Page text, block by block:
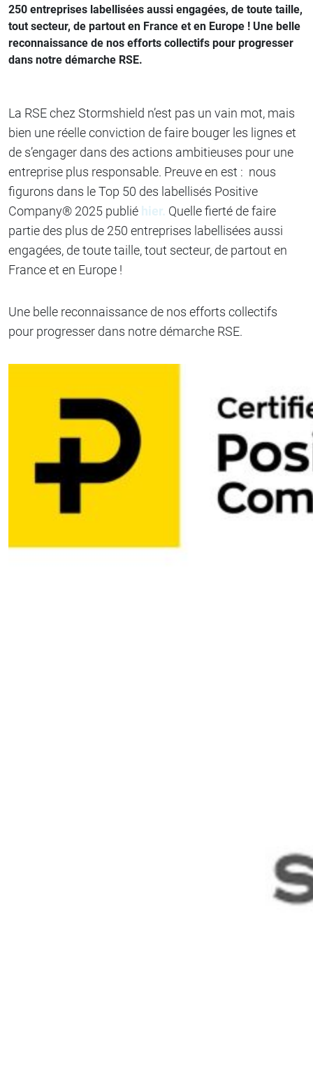
250 entreprises labellisées aussi engagées, de toute taille,
tout secteur, de partout en France et en Europe ! Une belle
reconnaissance de nos efforts collectifs pour progresser
dans notre démarche RSE.
La RSE chez Stormshield n’est pas un vain mot, mais
bien une réelle conviction de faire bouger les lignes et
de s’engager dans des actions ambitieuses pour une
entreprise plus responsable. Preuve en est : nous
figurons dans le Top 50 des labellisés Positive
Company® 2025 publié hier. Quelle fierté de faire
partie des plus de 250 entreprises labellisées aussi
engagées, de toute taille, tout secteur, de partout en
France et en Europe !
Une belle reconnaissance de nos efforts collectifs
pour progresser dans notre démarche RSE.